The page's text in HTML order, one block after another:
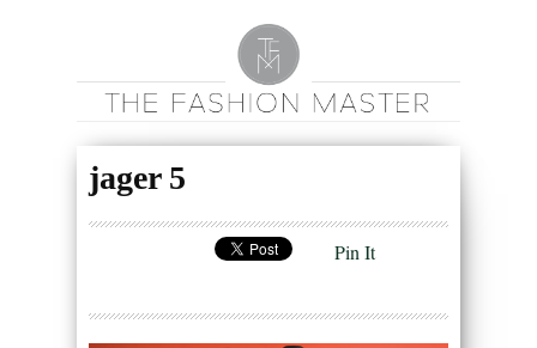
jager 5
Pin It